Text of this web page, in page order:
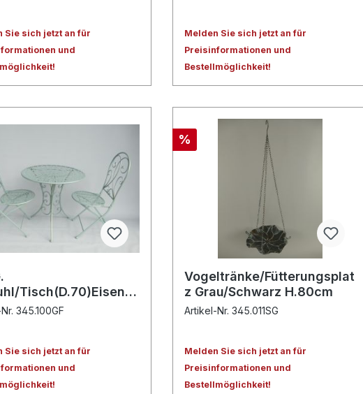
Sie sich jetzt an für
und
Melden Sie sich jetzt an für
Preisinformationen und
Bestellmöglichkeit!
Tisch(D.70)Eisen
SET!!
345.100GF
Sie sich jetzt an für
und
%
Vogeltränke/Fütterungsplat
z Grau/Schwarz H.80cm
Artikel-Nr. 345.011SG
Melden Sie sich jetzt an für
Preisinformationen und
Bestellmöglichkeit!